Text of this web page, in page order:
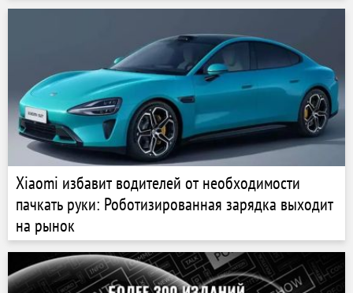
Xiaomi избавит водителей от необходимости
пачкать руки: Роботизированная зарядка выходит
на рынок